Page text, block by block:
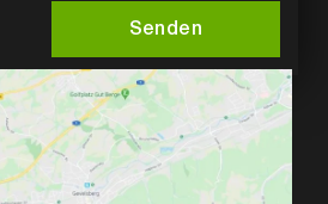
Senden